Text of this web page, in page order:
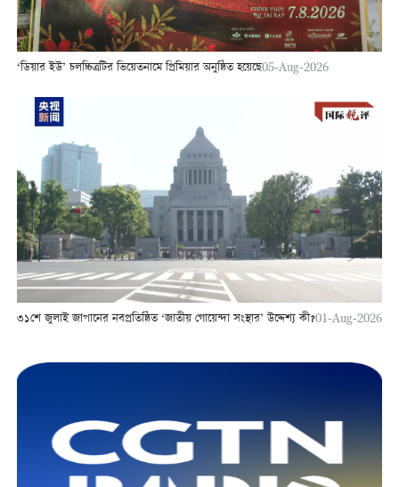
‘ডিয়ার ইউ’ চলচ্চিত্রটির ভিয়েতনামে প্রিমিয়ার অনুষ্ঠিত হয়েছে05-Aug-2026
৩১শে জুলাই জাপানের নবপ্রতিষ্ঠিত ‘জাতীয় গোয়েন্দা সংস্থার’ উদ্দেশ্য কী?01-Aug-2026